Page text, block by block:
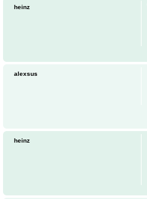
heinz
alexsus
heinz